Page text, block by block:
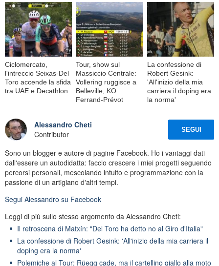
Ciclomercato,
l'intreccio Seixas-Del
Toro accende la sfida
tra UAE e Decathlon
Tour, show sul
Massiccio Centrale:
Vollering ruggisce a
Belleville, KO
Ferrand-Prévot
La confessione di
Robert Gesink:
'All'inizio della mia
carriera il doping era
la norma'
Alessandro Cheti
Contributor
SEGUI
Sono un blogger e autore di pagine Facebook. Ho i vantaggi dati
dall'essere un autodidatta: faccio crescere i miei progetti seguendo
percorsi personali, mescolando intuito e programmazione con la
passione di un artigiano d'altri tempi.
Segui Alessandro su Facebook
Leggi di più sullo stesso argomento da Alessandro Cheti:
Il retroscena di Matxín: "Del Toro ha detto no al Giro d'Italia"
La confessione di Robert Gesink: 'All'inizio della mia carriera il
doping era la norma'
Polemiche al Tour: Rüegg cade, ma il cartellino giallo alla moto